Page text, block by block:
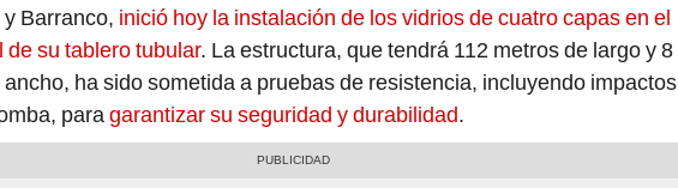
Barranco, inició hoy la instalación de los vidrios de cuatro capas en el
de su tablero tubular. La estructura, que tendrá 112 metros de largo y 8
ancho, ha sido sometida a pruebas de resistencia, incluyendo impactos
paragarantizar su seguridad y durabilidad.